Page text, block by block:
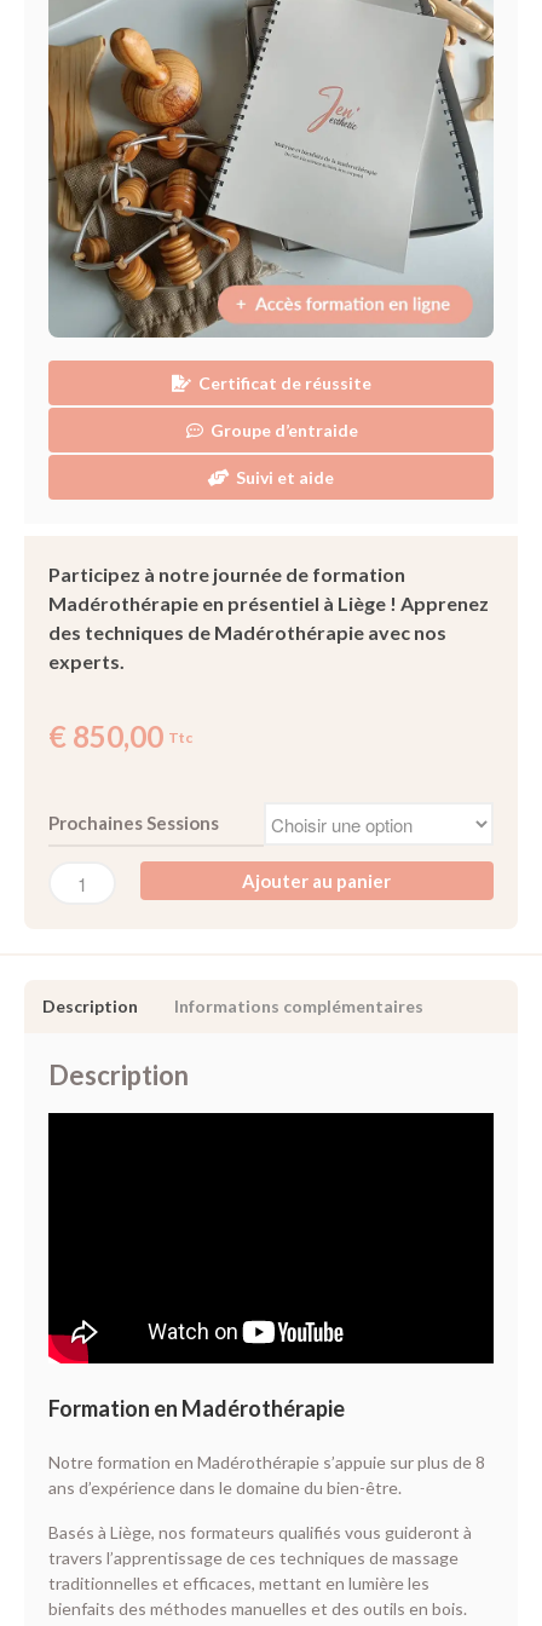
Massage femme enceinte
Tarifs – Epilation Définitive
Tarifs – Madérothérapie
Tarifs – Vacuslim
Tarifs – Cryolipolyse
Tarifs – EMT Bodyshape
Tarifs – Massage Femme Enceinte
Carte-cadeau
Réservation
paisibles
Madérothérapie soulage
douleurs
performance sportive
avril 2025
Flux des commentaires
Certificat de réussite
Groupe d’entraide
Suivi et aide
Participez à notre journée de formation
Madérothérapie en présentiel à Liège ! Apprenez
des techniques de Madérothérapie avec nos
experts.
€ 850,00 Ttc
Prochaines Sessions
Ajouter au panier
Description Informations complémentaires
Description
Formation en Madérothérapie
Notre formation en Madérothérapie s’appuie sur plus de 8
ans d’expérience dans le domaine du bien-être.
Basés à Liège, nos formateurs qualifiés vous guideront à
travers l’apprentissage de ces techniques de massage
traditionnelles et efficaces, mettant en lumière les
bienfaits des méthodes manuelles et des outils en bois.